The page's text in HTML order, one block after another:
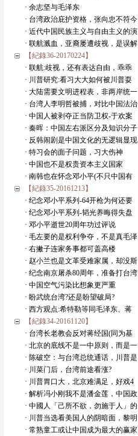
· 余志坚与毛泽东
· 台湾政治庇护资格，张向忠不符今
· 近代中国民族主义与自由主义的演
· 联航溅血，亚裔屡遭歧视，是误解
【紀錄36-20170224】
· 联航:歧视，还有表达自由，乖乖
· 川普研究:看习大大如何被川普耍
· 大陆需要文明进程表，非两岸统一
· 台湾人李明哲被捕，对比中国法治
· 中国人被剥夺正当防卫权-于欢案
· 秦晖：中国左右派区分及知识分子
· 反韩闹剧是中国文化的无逻辑显现
· 特习会的面子问题，习大伤神
· 中国也不是权贵资本主义国家
· 南韩也在怀念邓小平(不只中国有
【紀錄35-20161213】
· 纪念邓小平系列-64开枪为何还要
· 纪念邓小平系列-韬光养晦得失盘
· 邓小平逝世20周年功过评说
· 毛左要的是权利争夺，不是真毛泽
· 右撇子连家务事都可盖高楼
· 赵小兰也是文革受难家属，却没斯
· 纪念南京屠杀80周年，准备打台湾
· 中国空气污染比想象更严重
· 盼武统台湾?还是盼望破局?
· 西方观点:希特勒等同毛泽东、蒋
【紀錄34-20161120】
· 台湾长老教会反对蒋经国(同为基
· 北京的底线不是一中原则，而是一
· 陈破空：与台湾总统通话，川普是
· 川菜门后，台湾前途看涨?
· 川普胃口大，北京难满足，好戏4
· 解析冯小刚我不是潘金莲，中国政
· 中國人「己所不欲，勿施于人」的
· 川普当选看美国人的阴暗面，黎明
· 常熟童工或让中国成为最大的赢家